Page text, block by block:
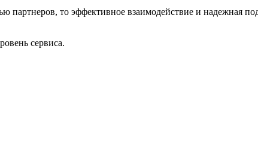
партнеров, то эффективное взаимодействие и надежная
сервиса.